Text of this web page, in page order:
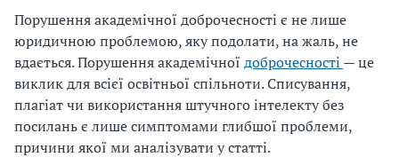
Порушення академічної доброчесності є не лише
юридичною проблемою, яку подолати, на жаль, не
вдається. Порушення академічної доброчесності — це
виклик для всієї освітньої спільноти. Списування,
плагіат чи використання штучного інтелекту без
посилань є лише симптомами глибшої проблеми,
причини якої ми аналізувати у статті.